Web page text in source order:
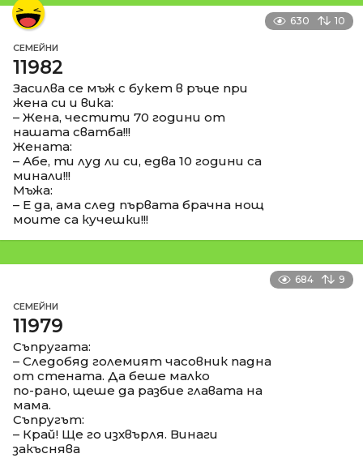
630 10
СЕМЕЙНИ
11982
Засилва се мъж с букет в ръце при
жена си и вика:
– Жена, честити 70 години от
нашата сватба!!!
Жената:
– Абе, ти луд ли си, едва 10 години са
минали!!!
Мъжа:
– Е да, ама след първата брачна нощ
моите са кучешки!!!
684 9
СЕМЕЙНИ
11979
Съпругата:
– Следобяд големият часовник падна
от стената. Да беше малко
по-рано, щеше да разбие главата на
мама.
Съпругът:
– Край! Ще го изхвърля. Винаги
закъснява